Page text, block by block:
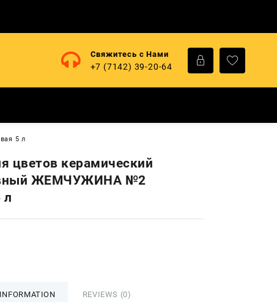
Свяжитесь с Нами
+7 (7142) 39-20-64
5 л
цветов керамический
ЖЕМЧУЖИНА №2
л
REVIEWS (0)